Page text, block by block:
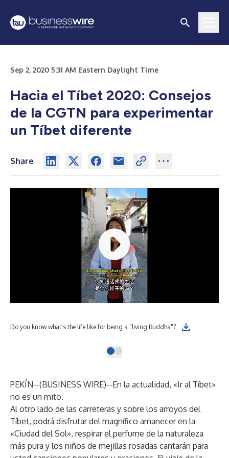
Sep 2, 2020 5:31 AM Eastern Daylight Time
Hacia el Tíbet 2020: Consejos
de la CGTN para experimentar
un Tíbet diferente
Share
Do you know what's the life like for being a "living Buddha"?
PEKÍN--(BUSINESS WIRE)--En la actualidad, «Ir al Tíbet»
no es un mito.
Al otro lado de las carreteras y sobre los arroyos del
Tíbet, podrá disfrutar del magnífico amanecer en la
«Ciudad del Sol», respirar el perfume de la naturaleza
más pura y los niños de mejillas rosadas cantarán para